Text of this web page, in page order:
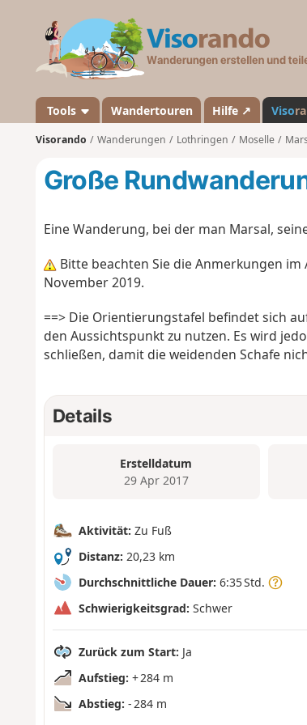
Tools Wandertouren Hilfe ↗ Viso
Visorando Wanderungen Lothringen Moselle
Große
Eine Wanderung, bei der man Marsal,
Bitte beachten Sie die Anmerkungen im
November 2019.
==> Die Orientierungstafel befindet sich
den Aussichtspunkt zu nutzen. Es wird
schließen, damit die weidenden Schafe
Details
Erstelldatum
29 Apr 2017
Aktivität: Zu Fuß
Distanz: 20,23 km
Durchschnittliche Dauer: 6:35 Std.
Schwierigkeitsgrad: Schwer
Zurück zum Start: Ja
Aufstieg: + 284 m
Abstieg: - 284 m